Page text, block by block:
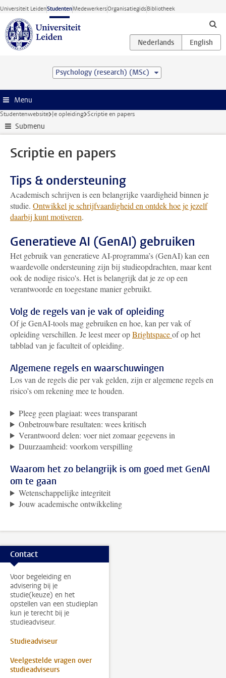
Ga direct naar de inhoud
Universiteit LeidenStudentenMedewerkersOrganisatiegidsBibliotheek
Psychology (research) (MSc)
Menu
Studentenwebsite Je opleiding Scriptie en papers
Submenu
Scriptie en papers
Tips & ondersteuning
Academisch schrijven is een belangrijke vaardigheid binnen je
studie. Ontwikkel je schrijfvaardigheid en ontdek hoe je jezelf
daarbij kunt motiveren.
Generatieve AI (GenAI) gebruiken
Het gebruik van generatieve AI-programma’s (GenAI) kan een
waardevolle ondersteuning zijn bij studieopdrachten, maar kent
ook de nodige risico's. Het is belangrijk dat je ze op een
verantwoorde en toegestane manier gebruikt.
Volg de regels van je vak of opleiding
Of je GenAI-tools mag gebruiken en hoe, kan per vak of
opleiding verschillen. Je leest meer opBrightspaceof op het
tabblad van je faculteit of opleiding.
Algemene regels en waarschuwingen
Los van de regels die per vak gelden, zijn er algemene regels en
risico’s om rekening mee te houden.
Pleeg geen plagiaat: wees transparant
Onbetrouwbare resultaten: wees kritisch
Verantwoord delen: voer niet zomaar gegevens in
Duurzaamheid: voorkom verspilling
Waarom het zo belangrijk is om goed met GenAI
om te gaan
Wetenschappelijke integriteit
Jouw academische ontwikkeling
Contact
Voor begeleiding en
advisering bij je
studie(keuze) en het
opstellen van een studieplan
kun je terecht bij je
studieadviseur.
Studieadviseur
Veelgestelde vragen over
studieadviseurs